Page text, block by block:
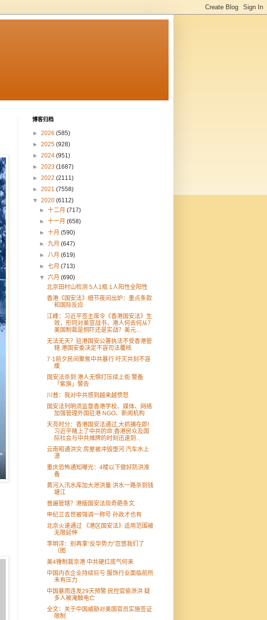
博客归档
► 2026 (585)
► 2025 (928)
► 2024 (951)
► 2023 (1687)
► 2022 (2111)
► 2021 (7558)
▼ 2020 (6112)
►十二月(717)
►十一月(658)
►十月(590)
► 九月(647)
►八月(619)
►七月(713)
▼六月(690)
北京田村山检测 5人1瓶 1人阳性全阳性
香港《国安法》细节夜间出炉：重点条款
和国际反应
江峰：习近平签主席令《香港国安法》生
效，形同对美宣战书，港人何去何从？
美国制裁是恫吓还是实战？美元...
无法无天？驻港国安公署执法不受香港管
辖 港国安委决定不容司法覆核
7·1前夕民间聚焦中共暴行 吁灭共刻不容
缓
国安法杀到 港人无惧打压续上街 警备
「紫旗」警告
川普：我对中共感到越来越愤怒
国安法列明须监督香港学校、媒体、网络
加强管理外国驻港 NGO、新闻机构
天亮时分：香港国安法通过,大抓捕在即!
习近平赌上了中共的命;香港民众及国
际社会与中共摊牌的时刻迅速到...
云南昭通洪灾 房屋被冲毁堕河 汽车水上
漂
重庆恐怖通知曝光：4楼以下做好防洪准
备
黄河入汛水库加大泄洪量 洪水一路杀到钱
塘江
普遍管辖？港版国安法现奇葩条文
申纪兰去世被强调一称号 孙政才也有
北京火速通过 《港区国安法》适用范围被
无限延伸
李明洋：别再拿“反华势力”忽悠我们了
（图
美4锤制裁京港 中共硬扛底气何来
中国内衣企业持续巨亏 服饰行业面临前所
未有压力
中国暴雨连发29天预警 民控官偷泄洪 疑
多人被淹触电亡
全文：关于中国威胁对美国官员实施签证
限制